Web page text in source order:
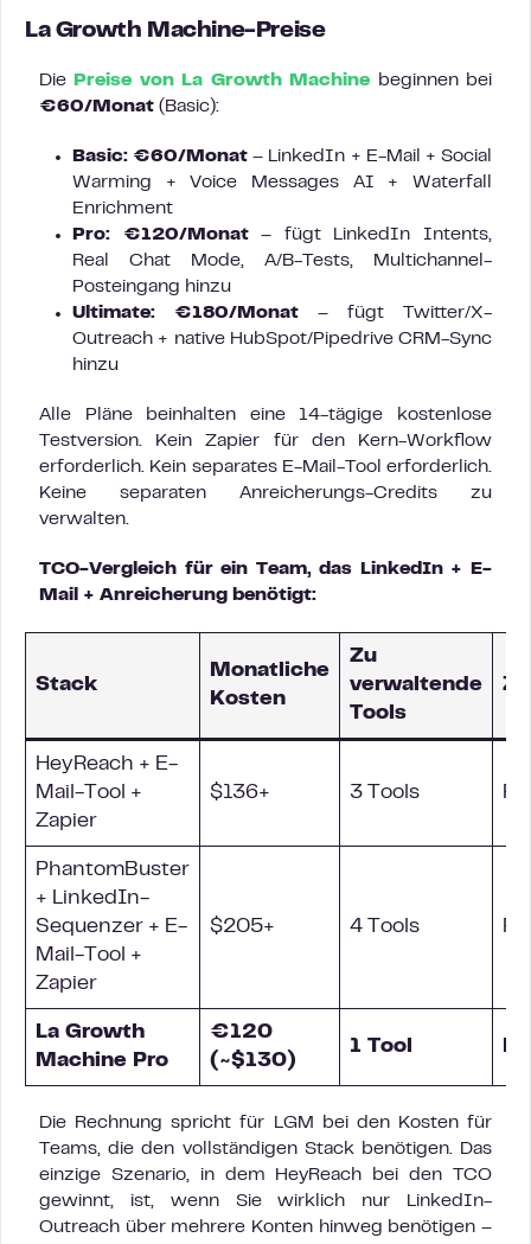
La Growth Machine-Preise
Die Preise von La Growth Machine beginnen bei
€60/Monat (Basic):
Basic: €60/Monat – LinkedIn + E-Mail + Social
Warming + Voice Messages AI + Waterfall
Enrichment
Pro: €120/Monat– fügt LinkedIn Intents,
Real Chat Mode, A/B-Tests, Multichannel-
Posteingang hinzu
Ultimate: €180/Monat – fügt Twitter/X-
Outreach + native HubSpot/Pipedrive CRM-Sync
hinzu
Alle Pläne beinhalten eine 14-tägige kostenlose
Testversion. Kein Zapier für den Kern-Workflow
erforderlich. Kein separates E-Mail-Tool erforderlich.
Keine separaten Anreicherungs-Credits zu
verwalten.
TCO-Vergleich für ein Team, das LinkedIn + E-
Mail + Anreicherung benötigt:
Stack
Monatliche
Kosten
Zu
verwaltende
Tools
HeyReach + E-
Mail-Tool +
Zapier
$136+ 3 Tools
PhantomBuster
+ LinkedIn-
Sequenzer + E-
Mail-Tool +
Zapier
$205+ 4 Tools
La Growth
Machine Pro
€120
(~$130)
1 Tool
Die Rechnung spricht für LGM bei den Kosten für
Teams, die den vollständigen Stack benötigen. Das
einzige Szenario, in dem HeyReach bei den TCO
gewinnt, ist, wenn Sie wirklich nur LinkedIn-
Outreach über mehrere Konten hinweg benötigen –